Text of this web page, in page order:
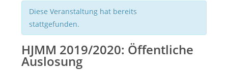
Diese Veranstaltung hat bereits
stattgefunden.
HJMM 2019/2020: Öffentliche
Auslosung